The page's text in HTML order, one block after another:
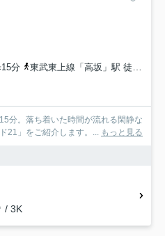
分
東武東上線「高坂」駅 徒歩54分
分。落ち着いた時間が流れる閑静な
21」をご紹介します。... もっと見る
/ 3K